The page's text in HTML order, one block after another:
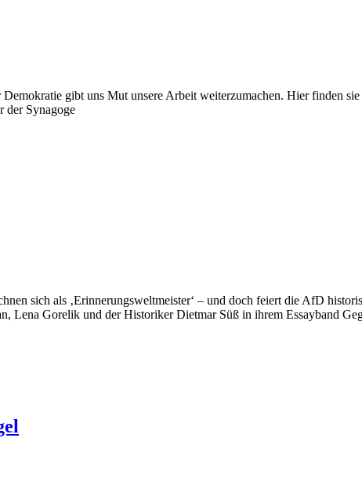
gibt uns Mut unsere Arbeit weiterzumachen. Hier finden sie
vor der Synagoge
sich als ‚Erinnerungsweltmeister‘ – und doch feiert die AfD
Lena Gorelik und der Historiker Dietmar Süß in ihrem Essayband